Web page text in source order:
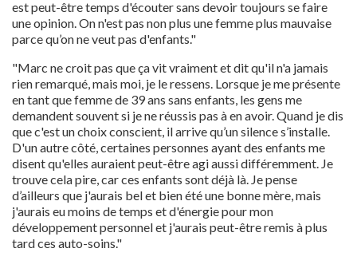
est peut-être temps d'écouter sans devoir toujours se faire
une opinion. On n'est pas non plus une femme plus mauvaise
parce qu’on ne veut pas d'enfants."
"Marc ne croit pas que ça vit vraiment et dit qu'il n'a jamais
rien remarqué, mais moi, je le ressens. Lorsque je me présente
en tant que femme de 39 ans sans enfants, les gens me
demandent souvent si je ne réussis pas à en avoir. Quand je dis
que c'est un choix conscient, il arrive qu’un silence s’installe.
D'un autre côté, certaines personnes ayant des enfants me
disent qu'elles auraient peut-être agi aussi différemment. Je
trouve cela pire, car ces enfants sont déjà là. Je pense
d’ailleurs que j'aurais bel et bien été une bonne mère, mais
j'aurais eu moins de temps et d'énergie pour mon
développement personnel et j'aurais peut-être remis à plus
tard ces auto-soins."